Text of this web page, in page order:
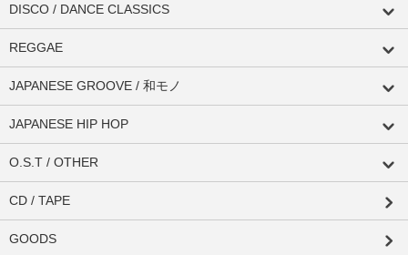
DISCO / DANCE CLASSICS
REGGAE
JAPANESE GROOVE / 和モノ
JAPANESE HIP HOP
O.S.T / OTHER
CD / TAPE
GOODS